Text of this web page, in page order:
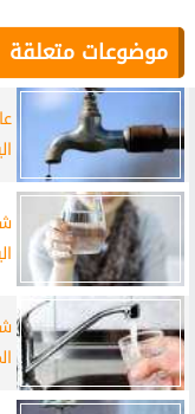
موضوعات متعلقة